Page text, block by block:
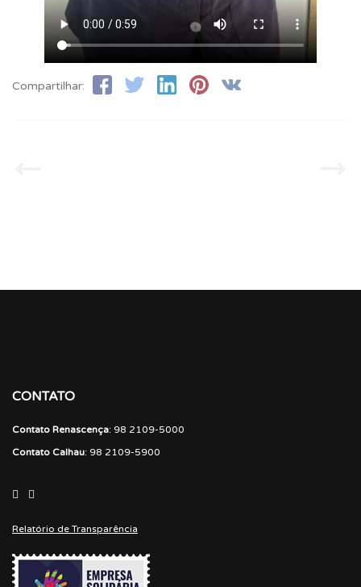
Compartilhar:
CONTATO
Contato Renascença: 98 2109-5000
Contato Calhau: 98 2109-5900
Relatório de Transparência